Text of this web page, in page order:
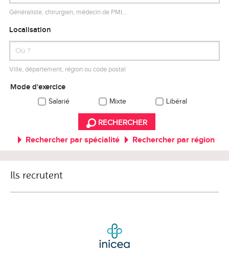
Généraliste, chirurgien, médecin de PMI…
Localisation
Ville, département, région ou code postal
Mode d'exercice
Salarié Mixte Libéral
RECHERCHER
Rechercher par spécialité Rechercher par région
Ils recrutent